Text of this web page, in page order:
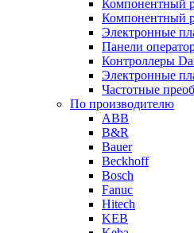
Компонентный
Компонентный
Электронные
Панели
Контроллеры
Электронные
Частотные
По производителю
ABB
B&R
Bauer
Beckhoff
Bosch
Fanuc
Hitech
KEB